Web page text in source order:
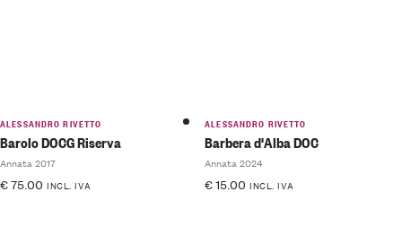
ALESSANDRO RIVETTO
Barolo DOCG Riserva
Annata 2017
€75.00 INCL. IVA
ALESSANDRO RIVETTO
Barbera d'Alba DOC
Annata 2024
€15.00 INCL. IVA